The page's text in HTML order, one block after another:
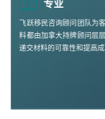
专业
飞跃移民咨询顾问团队为
料都由加拿大持牌顾问层
递交材料的可靠性和提高